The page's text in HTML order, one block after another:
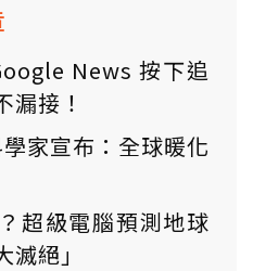
News 按下追
漏接！
家宣布：全球暖化
超級電腦預測地球
絕」